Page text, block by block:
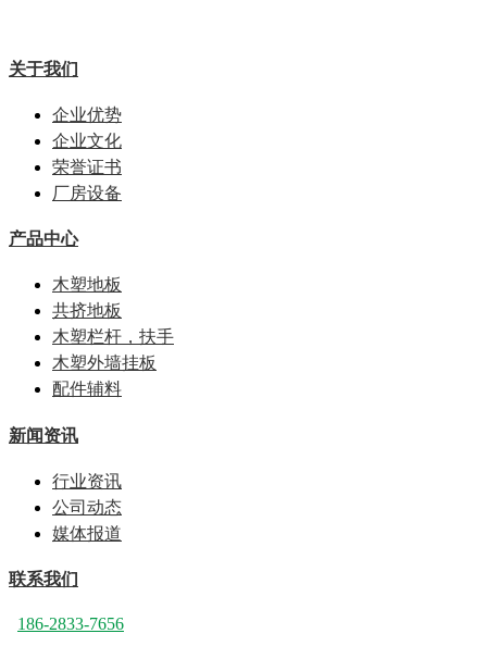
关于我们
企业优势
企业文化
荣誉证书
厂房设备
产品中心
木塑地板
共挤地板
木塑栏杆，扶手
木塑外墙挂板
配件辅料
新闻资讯
行业资讯
公司动态
媒体报道
联系我们
186-2833-7656